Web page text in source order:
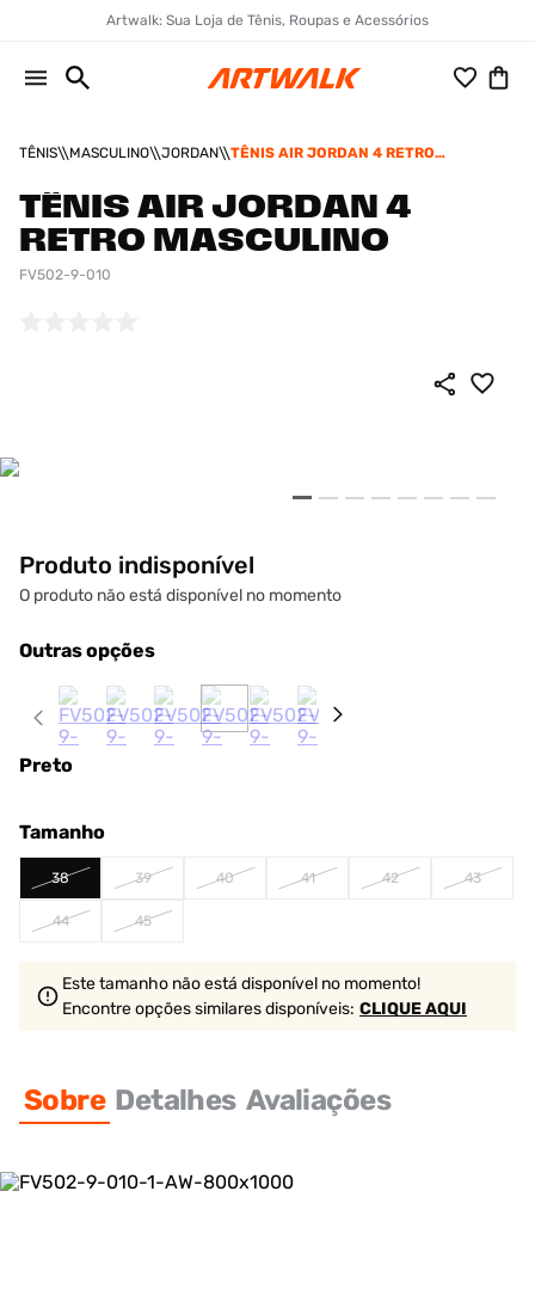
Artwalk: Sua Loja de Tênis, Roupas e Acessórios
TÊNIS MASCULINO JORDAN
TÊNIS AIR JORDAN 4 RETRO
TÊNIS AIR JORDAN 4
RETRO MASCULINO
FV502-9-010
Produto indisponível
O produto não está disponível no momento
Outras opções
Preto
Tamanho
38 39 40 41 42 43
44 45
Este tamanho não está disponível no momento!
Encontre opções similaresdisponíveis: CLIQUE AQUI
Sobre Detalhes Avaliações